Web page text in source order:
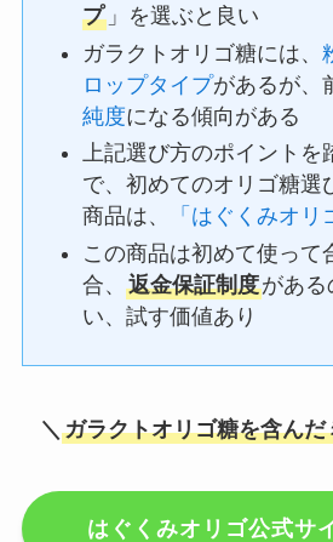
プ 」を選ぶと良い
ガラクトオリゴ糖には、
ロップタイプがあるが、
純度になる傾向がある
上記選び方のポイントを
で、初めてのオリゴ糖選
商品は、
「はぐくみオリ
この商品は初めて使って
合、返金保証制度がある
い、試す価値あり
＼ ガラクトオリゴ糖を含ん
はぐくみオリゴ公式サ